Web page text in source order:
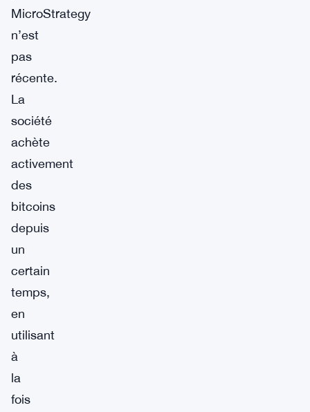
MicroStrategy
n’est
pas
récente.
La
société
achète
activement
des
bitcoins
depuis
un
certain
temps,
en
utilisant
à
la
fois